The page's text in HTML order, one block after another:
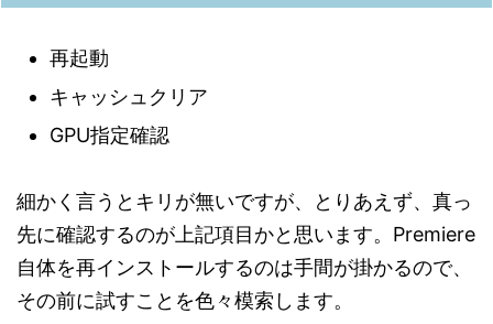
再起動
キャッシュクリア
GPU指定確認
細かく言うとキリが無いですが、とりあえず、真っ
先に確認するのが上記項目かと思います。Premiere
自体を再インストールするのは手間が掛かるので、
その前に試すことを色々模索します。